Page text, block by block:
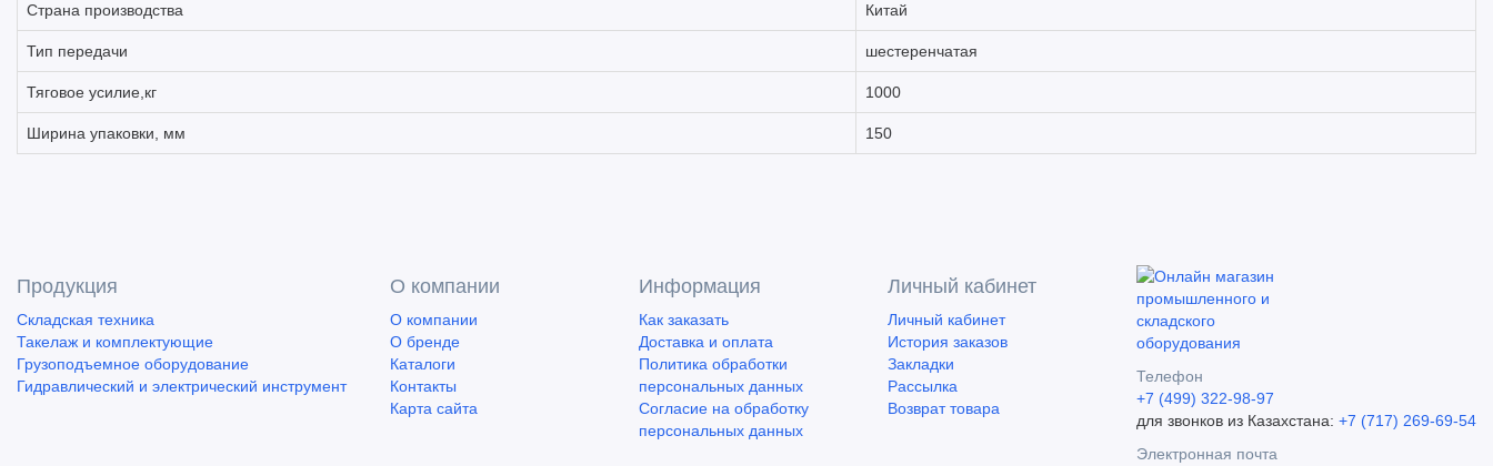
Страна производства Китай
Тип передачи шестеренчатая
Тяговое усилие,кг 1000
Ширина упаковки, мм 150
Продукция
Складская техника
Такелаж и комплектующие
Грузоподъемное оборудование
Гидравлический и электрический инструмент
О компании
О компании
О бренде
Каталоги
Контакты
Карта сайта
Информация
Как заказать
Доставка и оплата
Политика обработки
персональных данных
Согласие на обработку
персональных данных
Личный кабинет
Личный кабинет
История заказов
Закладки
Рассылка
Возврат товара
Телефон
+7 (499) 322-98-97
для звонков из Казахстана: +7 (717) 269-69-54
Электронная почта